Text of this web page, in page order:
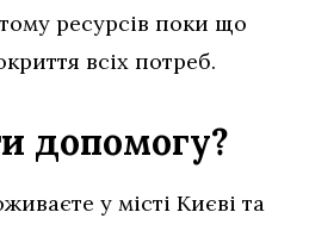
ресурсів поки що
всіх потреб.
допомогу?
у місті Києві та